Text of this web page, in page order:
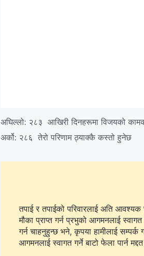
अघिल्लो: २८३ आखिरी दिनहरूमा विजयको
अर्को: २८६ तेरो परिणाम ठ्याक्कै कस्तो हुनेछ
तपाई र तपाईको परिवारलाई अति आवश्यक
मौका प्राप्त गर्न प्रभुको आगमनलाई
गर्न चाहनुहुन्छ भने, कृपया हामीलाई सम्पर्क गर्न बटन
आगमनलाई स्वागत गर्ने बाटो फेला पार्न मद्दत